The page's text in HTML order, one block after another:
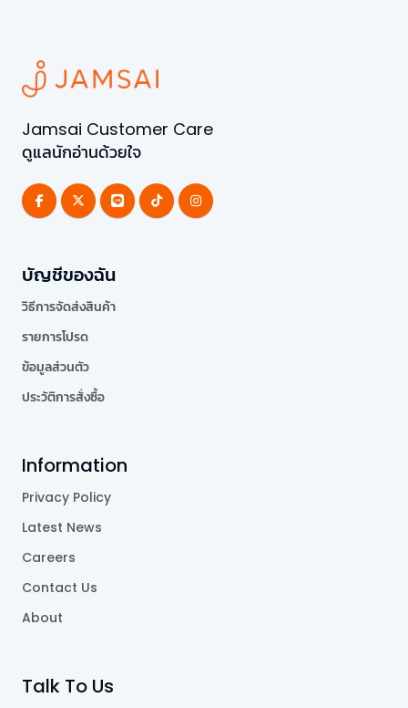
Jamsai Customer Care
ดูแลนักอ่านด้วยใจ
บัญชีของฉัน
วิธีการจัดส่งสินค้า
รายการโปรด
ข้อมูลส่วนตัว
ประวัติการสั่งซื้อ
Information
Privacy Policy
Latest News
Careers
Contact Us
About
Talk To Us